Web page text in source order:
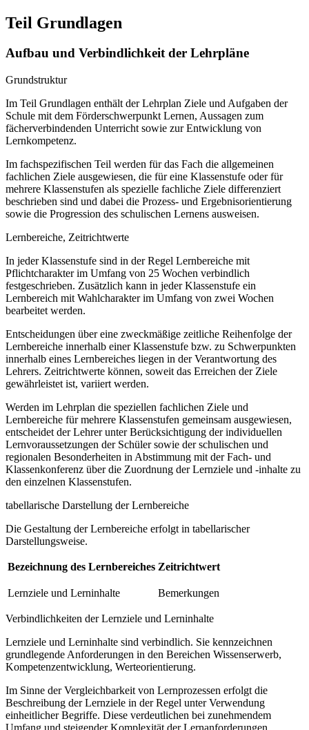
Teil Grundlagen
Aufbau und Verbindlichkeit der Lehrpläne
Grundstruktur
Im Teil Grundlagen enthält der Lehrplan Ziele und Aufgaben der
Schule mit dem Förderschwerpunkt Lernen, Aussagen zum
fächerverbindenden Unterricht sowie zur Entwicklung von
Lernkompetenz.
Im fachspezifischen Teil werden für das Fach die allgemeinen
fachlichen Ziele ausgewiesen, die für eine Klassenstufe oder für
mehrere Klassenstufen als spezielle fachliche Ziele differenziert
beschrieben sind und dabei die Prozess- und Ergebnisorientierung
sowie die Progression des schulischen Lernens ausweisen.
Lernbereiche, Zeitrichtwerte
In jeder Klassenstufe sind in der Regel Lernbereiche mit
Pflichtcharakter im Umfang von 25 Wochen verbindlich
festgeschrieben. Zusätzlich kann in jeder Klassenstufe ein
Lernbereich mit Wahlcharakter im Umfang von zwei Wochen
bearbeitet werden.
Entscheidungen über eine zweckmäßige zeitliche Reihenfolge der
Lernbereiche innerhalb einer Klassenstufe bzw. zu Schwerpunkten
innerhalb eines Lernbereiches liegen in der Verantwortung des
Lehrers. Zeitrichtwerte können, soweit das Erreichen der Ziele
gewährleistet ist, variiert werden.
Werden im Lehrplan die speziellen fachlichen Ziele und
Lernbereiche für mehrere Klassenstufen gemeinsam ausgewiesen,
entscheidet der Lehrer unter Berücksichtigung der individuellen
Lernvoraussetzungen der Schüler sowie der schulischen und
regionalen Besonderheiten in Abstimmung mit der Fach- und
Klassenkonferenz über die Zuordnung der Lernziele und -inhalte zu
den einzelnen Klassenstufen.
tabellarische Darstellung der Lernbereiche
Die Gestaltung der Lernbereiche erfolgt in tabellarischer
Darstellungsweise.
Bezeichnung des Lernbereiches Zeitrichtwert
Lernziele und Lerninhalte Bemerkungen
Verbindlichkeiten der Lernziele und Lerninhalte
Lernziele und Lerninhalte sind verbindlich. Sie kennzeichnen
grundlegende Anforderungen in den Bereichen Wissenserwerb,
Kompetenzentwicklung, Werteorientierung.
Im Sinne der Vergleichbarkeit von Lernprozessen erfolgt die
Beschreibung der Lernziele in der Regel unter Verwendung
einheitlicher Begriffe. Diese verdeutlichen bei zunehmendem